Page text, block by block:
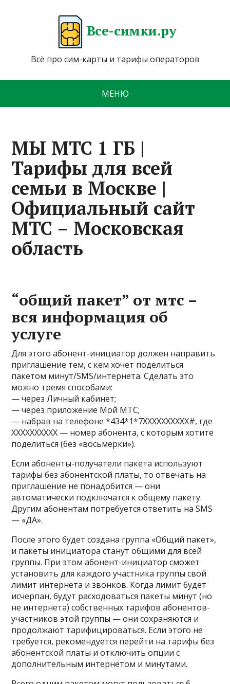
Все-симки.ру
Всё про сим-карты и тарифы операторов
МЕНЮ
МЫ МТС 1 ГБ |
Тарифы для всей
семьи в Москве |
Официальный сайт
МТС – Московская
область
“общий пакет” от мтс –
вся информация об
услуге
Для этого абонент-инициатор должен направить
приглашение тем, с кем хочет поделиться
пакетом минут/SMS/интернета. Сделать это
можно тремя способами:
— через Личный кабинет;
— через приложение Мой МТС;
— набрав на телефоне *434*1*7ХХХХХХХХХХ#, где
ХХХХХХХХХХ — номер абонента, с которым хотите
поделиться (без «восьмерки»).
Если абоненты-получатели пакета используют
тарифы без абонентской платы, то отвечать на
приглашение не понадобится — они
автоматически подключатся к общему пакету.
Другим абонентам потребуется ответить на SMS
— «ДА».
После этого будет создана группа «Общий пакет»,
и пакеты инициатора станут общими для всей
группы. При этом абонент-инициатор сможет
установить для каждого участника группы свой
лимит интернета и звонков. Когда лимит будет
исчерпан, будут расходоваться пакеты минут (но
не интернета) собственных тарифов абонентов-
участников этой группы — они сохраняются и
продолжают тарифицироваться. Если этого не
требуется, рекомендуется перейти на тарифы без
абонентской платы и отключить опции с
дополнительным интернетом и минутами.